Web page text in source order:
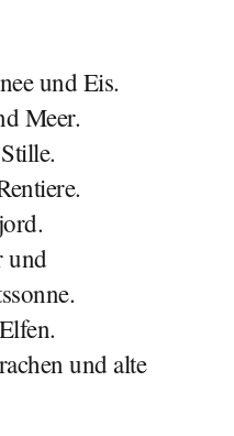
und Eis.
Meer.
und
und alte